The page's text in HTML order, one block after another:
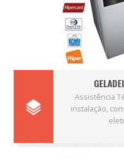
Assistência
instalação,